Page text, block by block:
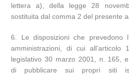
lettera a), della legge 28
sostituita dal comma 2 del presente
6. Le disposizioni che prevedono
amministrazioni, di cui
legislativo 30 marzo 2001, n. 165, e
di pubblicare sui propri siti